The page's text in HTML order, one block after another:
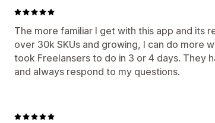
The more familiar I get with this app and its
over 30k SKUs and growing, I can do more
took Freelansers to do in 3 or 4 days. They
and always respond to my questions.